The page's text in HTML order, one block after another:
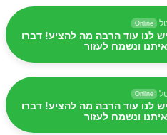
Online
יש לנו עוד הרבה מה להציע! דברו
איתנו ונשמח לעזור
Online
יש לנו עוד הרבה מה להציע! דברו
איתנו ונשמח לעזור